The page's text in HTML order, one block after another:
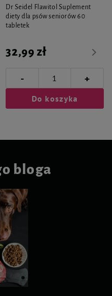
Dr Seidel Flawitol Suplement
diety dla psów seniorów 60
tabletek
32,99 zł
- +
Do koszyka
bloga